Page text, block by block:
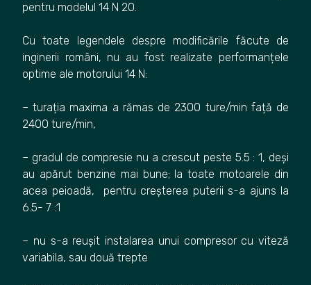
pentru modelul 14 N 20.
Cu toate legendele despre modificările făcute de
inginerii români, nu au fost realizate performanțele
optime ale motorului 14 N:
– turația maxima a rămas de 2300 ture/min față de
2400 ture/min,
– gradul de compresie nu a crescut peste 5.5 : 1, deși
au apărut benzine mai bune; la toate motoarele din
acea peioadă, pentru creșterea puterii s-a ajuns la
6.5- 7 :1
– nu s-a reușit instalarea unui compresor cu viteză
variabila, sau două trepte